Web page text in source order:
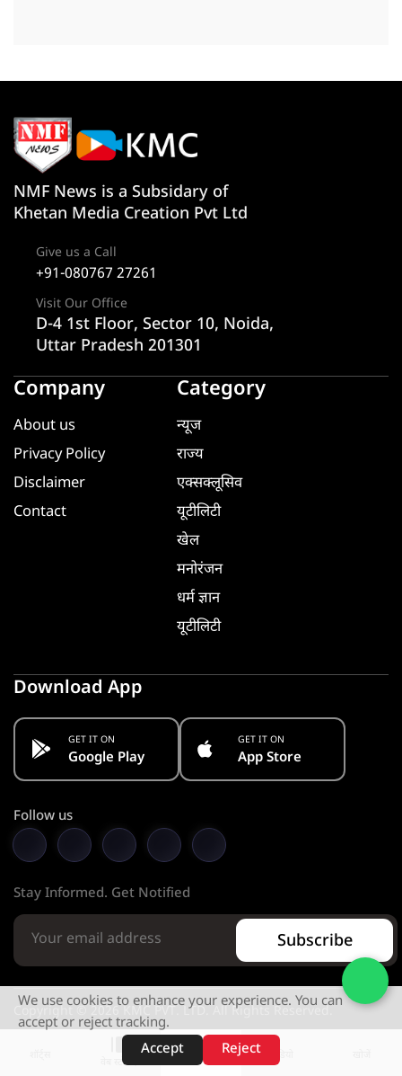
वेब स्टोरीज़
NMF News is a Subsidary of
Khetan Media Creation Pvt Ltd
Give us a Call
+91-080767 27261
Visit Our Office
D-4 1st Floor, Sector 10, Noida,
Uttar Pradesh 201301
Company
About us
Privacy Policy
Disclaimer
Contact
Category
न्यूज
राज्य
एक्सक्लूसिव
यूटीलिटी
खेल
मनोरंजन
धर्म ज्ञान
यूटीलिटी
Download App
GET IT ON
Google Play
GET IT ON
App Store
Follow us
Stay Informed. Get Notified
Subscribe
Copyright © 2026 KMC PVT. LTD. All Rights Reserved.
Designed & Developed by
We use cookies to enhance your experience. You can
accept or reject tracking.
Accept
Reject